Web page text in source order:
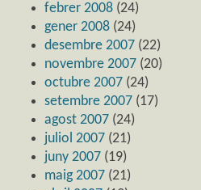
febrer 2008 (24)
gener 2008 (24)
desembre 2007 (22)
novembre 2007 (20)
octubre 2007 (24)
setembre 2007 (17)
agost 2007 (24)
juliol 2007 (21)
juny 2007 (19)
maig 2007 (21)